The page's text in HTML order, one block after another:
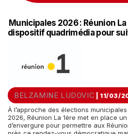
Municipales 2026 : Réunion
dispositif quadrimédia pour
BELZAMINE LUDOVIC | 11/03/
À l’approche des élections
2026, Réunion La 1ère met en place
d’envergure pour permettre aux